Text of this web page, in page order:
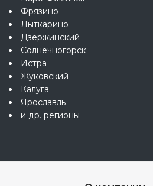
Фрязино
Лыткарино
Дзержинский
Солнечногорск
Истра
Жуковский
Калуга
Ярославль
и др. регионы